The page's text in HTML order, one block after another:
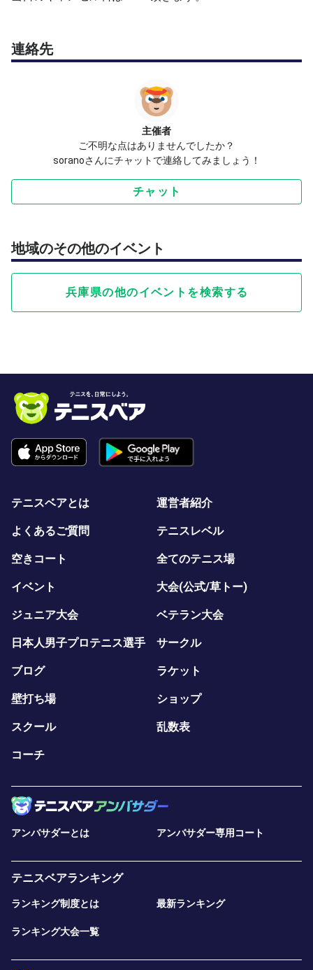
トキャッチしてます。
連絡先
主催者
ご不明な点はありませんでしたか？
soranoさんにチャットで連絡してみましょう！
チャット
地域のその他のイベント
兵庫県の他のイベントを検索する
テニスベアとは 運営者紹介
よくあるご質問 テニスレベル
空きコート 全てのテニス場
イベント 大会(公式/草トー)
ジュニア大会 ベテラン大会
日本人男子プロテニス選手 サークル
ブログ ラケット
壁打ち場 ショップ
スクール 乱数表
コーチ
アンバサダーとは アンバサダー専用コート
テニスベアランキング
ランキング制度とは 最新ランキング
ランキング大会一覧